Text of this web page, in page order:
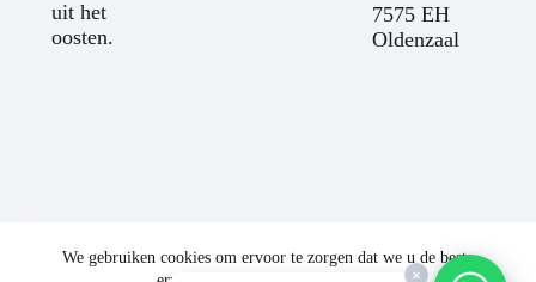
We gebruiken cookies om ervoor te zorgen dat we u de beste
uit het
oosten.
7575 EH
Oldenzaal
×